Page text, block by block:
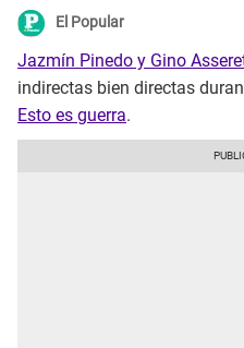
El Popular
Jazmín Pinedo y Gino
indirectas bien directas
Esto es guerra.